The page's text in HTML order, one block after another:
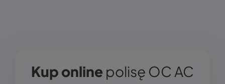
Kup online polisę OC AC